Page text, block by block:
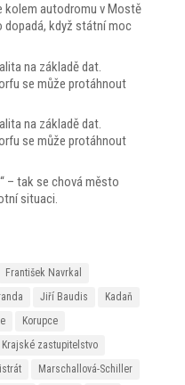
kolem autodromu v Mostě
když státní moc
na základě dat.
se může protáhnout
na základě dat.
se může protáhnout
– tak se chová město
situaci.
František Navrkal
Jiří Baudis
Kadaň
Korupce
Krajské zastupitelstvo
Marschallová-Schiller